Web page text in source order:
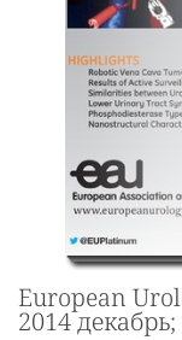
European
2014 декабрь;